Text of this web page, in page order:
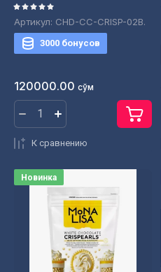
Артикул: CHD-CC-CRISP-02B.
3000 бонусов
120000.00 сўм
К сравнению
Новинка